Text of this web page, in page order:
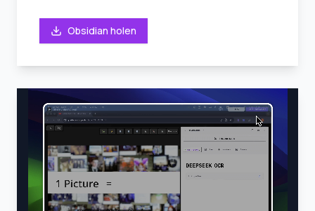
Obsidian holen